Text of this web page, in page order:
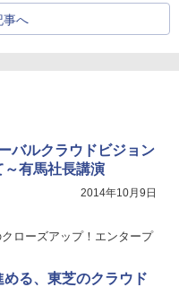
事へ
バルクラウドビジョン
有馬社長講演
2014年10月9日
ローズアップ！エンタープ
る、東芝のクラウド